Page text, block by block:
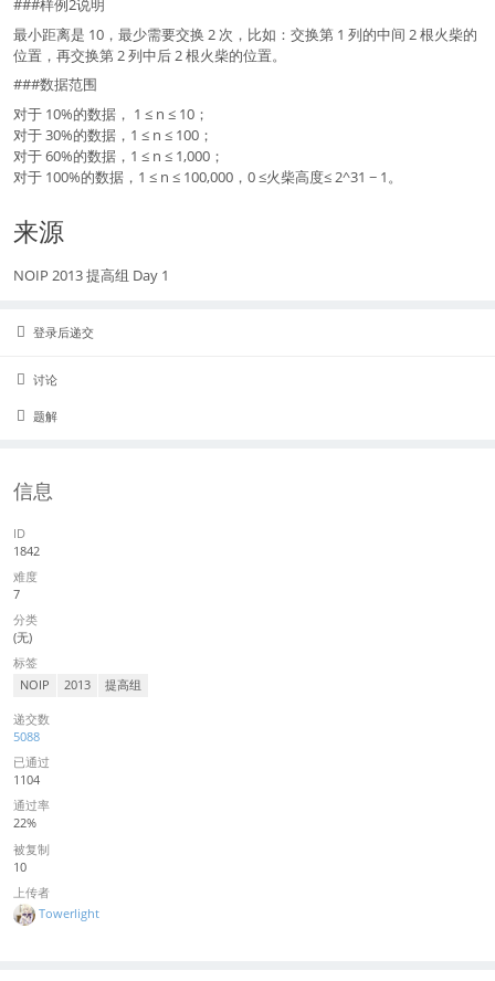
###样例2说明
最小距离是 10，最少需要交换 2 次，比如：交换第 1 列的中间 2 根火柴的
位置，再交换第 2 列中后 2 根火柴的位置。
###数据范围
对于 10%的数据， 1 ≤ n ≤ 10；
对于 30%的数据，1 ≤ n ≤ 100；
对于 60%的数据，1 ≤ n ≤ 1,000；
对于 100%的数据，1 ≤ n ≤ 100,000，0 ≤火柴高度≤ 2^31 − 1。
来源
NOIP 2013 提高组 Day 1
登录后递交
讨论
题解
信息
ID
1842
难度
7
分类
(无)
标签
NOIP 2013 提高组
递交数
5088
已通过
1104
通过率
22%
被复制
10
上传者
Towerlight